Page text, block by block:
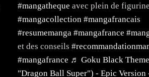
#mangatheque avec plein de figurine
#mangacollection #mangafrancais
#resumemanga #mangafrance
et des conseils
#mangafrance ♬ Goku Black
"Dragon Ball Super") - Epic Version